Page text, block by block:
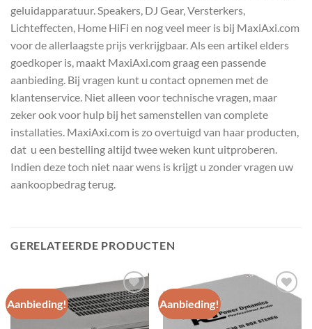
geluidapparatuur. Speakers, DJ Gear, Versterkers,
Lichteffecten, Home HiFi en nog veel meer is bij MaxiAxi.com
voor de allerlaagste prijs verkrijgbaar. Als een artikel elders
goedkoper is, maakt MaxiAxi.com graag een passende
aanbieding. Bij vragen kunt u contact opnemen met de
klantenservice. Niet alleen voor technische vragen, maar
zeker ook voor hulp bij het samenstellen van complete
installaties. MaxiAxi.com is zo overtuigd van haar producten,
dat u een bestelling altijd twee weken kunt uitproberen.
Indien deze toch niet naar wens is krijgt u zonder vragen uw
aankoopbedrag terug.
GERELATEERDE PRODUCTEN
Aanbieding!
Toevoegen
Aanbieding!
Toevoegen